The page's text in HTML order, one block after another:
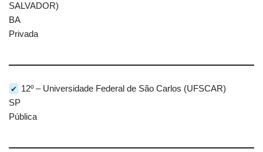
SALVADOR)
BA
Privada
✔ 12º – Universidade Federal de São Carlos (UFSCAR)
SP
Pública